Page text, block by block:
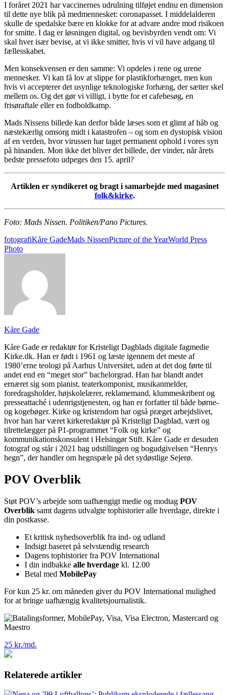
I foråret 2021 har vaccinernes udrulning tilføjet endnu en dimension
til dette nye blik på medmennesket: coronapasset. I middelalderen
skulle de spedalske bære en klokke for at advare andre mod risikoen
for smitte. I dag er løsningen digital, og bevisbyrden vendt om: Vi
skal hver især bevise, at vi ikke smitter, hvis vi vil have adgang til
fællesskabet.
Men konsekvensen er den samme: Vi opdeles i rene og urene
mennesker. Vi kan få lov at slippe for plastikforhænget, men kun
hvis vi accepterer det usynlige teknologiske forhæng, der sætter skel
mellem os. Og det gør vi villigt, i bytte for et cafebesøg, en
frisøraftale eller en fodboldkamp.
Mads Nissens billede kan derfor både læses som et glimt af håb og
næstekærlig omsorg midt i katastrofen – og som en dystopisk vision
af en verden, hvor virussen har taget permanent ophold i vores syn
på hinanden. Mon ikke det bliver det billede, der vinder, når årets
bedste pressefoto udpeges den 15. april?
Artiklen er syndikeret og bragt i samarbejde med magasinet
folk&kirke.
Foto: Mads Nissen. Politiken/Pano Pictures.
fotografiKåre GadeMads NissenPicture of the YearWorld Press
Photo
Kåre Gade
Kåre Gade er redaktør for Kristeligt Dagblads digitale fagmedie
Kirke.dk. Han er født i 1961 og læste igennem det meste af
1980’erne teologi på Aarhus Universitet, uden at det dog førte til
andet end en “meget stor” bachelorgrad. Han har blandt andet
ernæret sig som pianist, teaterkomponist, musikanmelder,
foredragsholder, højskolelærer, reklamemand, klummeskribent og
presseattaché i udenrigstjenesten, og han er forfatter til både børne-
og kogebøger. Kirke og kristendom har også præget arbejdslivet,
hvor han har været kirkeredaktør på Kristeligt Dagblad, vært og
tilrettelægger på P1-programmet “Folk og kirke” og
kommunikationskonsulent i Helsingør Stift. Kåre Gade er desuden
fotograf og står i 2021 bag udstillingen og bogudgivelsen “Henrys
hegn”, der handler om hegnspæle på det sydøstlige Sejerø.
POV Overblik
Støt POV’s arbejde som uafhængigt medie og modtag POV
Overblik samt dagens udvalgte tophistorier alle hverdage, direkte i
din postkasse.
Et kritisk nyhedsoverblik fra ind- og udland
Indsigt baseret på selvstændig research
Dagens tophistorier fra POV International
I din indbakke alle hverdage kl. 12.00
Betal med MobilePay
For kun 25 kr. om måneden giver du POV International mulighed
for at bringe uafhængig kvalitetsjournalistik.
25 kr./md.
Relaterede artikler